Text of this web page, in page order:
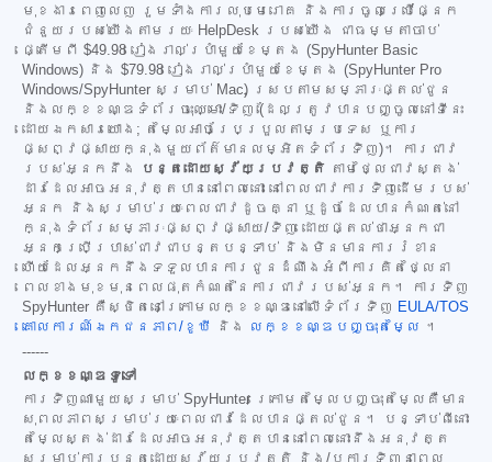
មុខងារពេញលេញ រួមទាំងការលុបមេរោគ និងការចូលប្រើផ្នែក
ជំនួយរបស់យើងតាមរយៈ HelpDesk របស់យើង ជាធម្មតាចាប់
ផ្តើមពី $49.98 រៀងរាល់ប្រាំមួយខែម្តង (SpyHunter Basic
Windows) និង $79.98 រៀងរាល់ប្រាំមួយខែម្តង (SpyHunter Pro
Windows/SpyHunter សម្រាប់ Mac) ស្របតាមសម្ភារៈផ្តល់ជូន
និងលក្ខខណ្ឌទំព័រចុះឈ្មោះ/ទិញ (ដែលត្រូវបានបញ្ចូលនៅទីនេះ
ដោយឯកសារយោង; តម្លៃអាចប្រែប្រួលតាមប្រទេស ឬការ
ផ្សព្វផ្សាយក្នុងមួយព័ត៌មានលម្អិតទំព័រទិញ)។ ការជាវ
របស់អ្នកនឹង
បន្តដោយស្វ័យប្រវត្តិ តាមថ្លៃជាវស្តង់
ដារដែលអាចអនុវត្តបាននៅពេលនោះ នៅពេលជាវការទិញដើមរបស់
អ្នក និងសម្រាប់រយៈពេលជាវដូចគ្នា ឬដូចដែលបានកំណត់នៅ
ក្នុងទំព័រសម្ភារៈផ្សព្វផ្សាយ/ទិញ ដោយផ្តល់ថាអ្នកជា
អ្នកប្រើប្រាស់ជាវជាបន្តបន្ទាប់ និងមិនមានការរំខាន
ហើយដែលអ្នកនឹងទទួលបានការជូនដំណឹងអំពីការគិតថ្លៃនា
ពេលខាងមុខមុនពេលផុតកំណត់នៃការជាវរបស់អ្នក។ ការទិញ
SpyHunter គឺស្ថិតនៅក្រោមលក្ខខណ្ឌនៅលើទំព័រទិញ EULA/TOS
គោលការណ៍ឯកជនភាព/ខូឃី
និង លក្ខខណ្ឌបញ្ចុះតម្លៃ ។
------
លក្ខខណ្ឌទូទៅ
ការទិញណាមួយសម្រាប់ SpyHunter ក្រោមតម្លៃបញ្ចុះតម្លៃគឺមាន
សុពលភាពសម្រាប់រយៈពេលជាវដែលបានផ្តល់ជូន។ បន្ទាប់ពីនោះ
តម្លៃស្តង់ដារដែលអាចអនុវត្តបាននៅពេលនោះនឹងអនុវត្ត
សម្រាប់ការបន្តដោយស្វ័យប្រវត្តិ និង/ឬការទិញនាពេល